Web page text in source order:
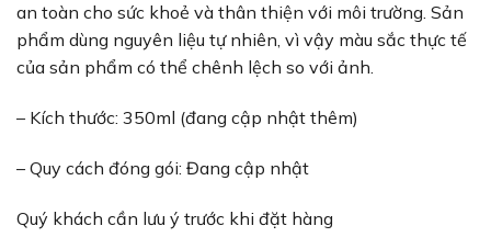
an toàn cho sức khoẻ và thân thiện với môi trường. Sản
phẩm dùng nguyên liệu tự nhiên, vì vậy màu sắc thực tế
của sản phẩm có thể chênh lệch so với ảnh.
– Kích thước: 350ml (đang cập nhật thêm)
– Quy cách đóng gói: Đang cập nhật
Quý khách cần lưu ý trước khi đặt hàng